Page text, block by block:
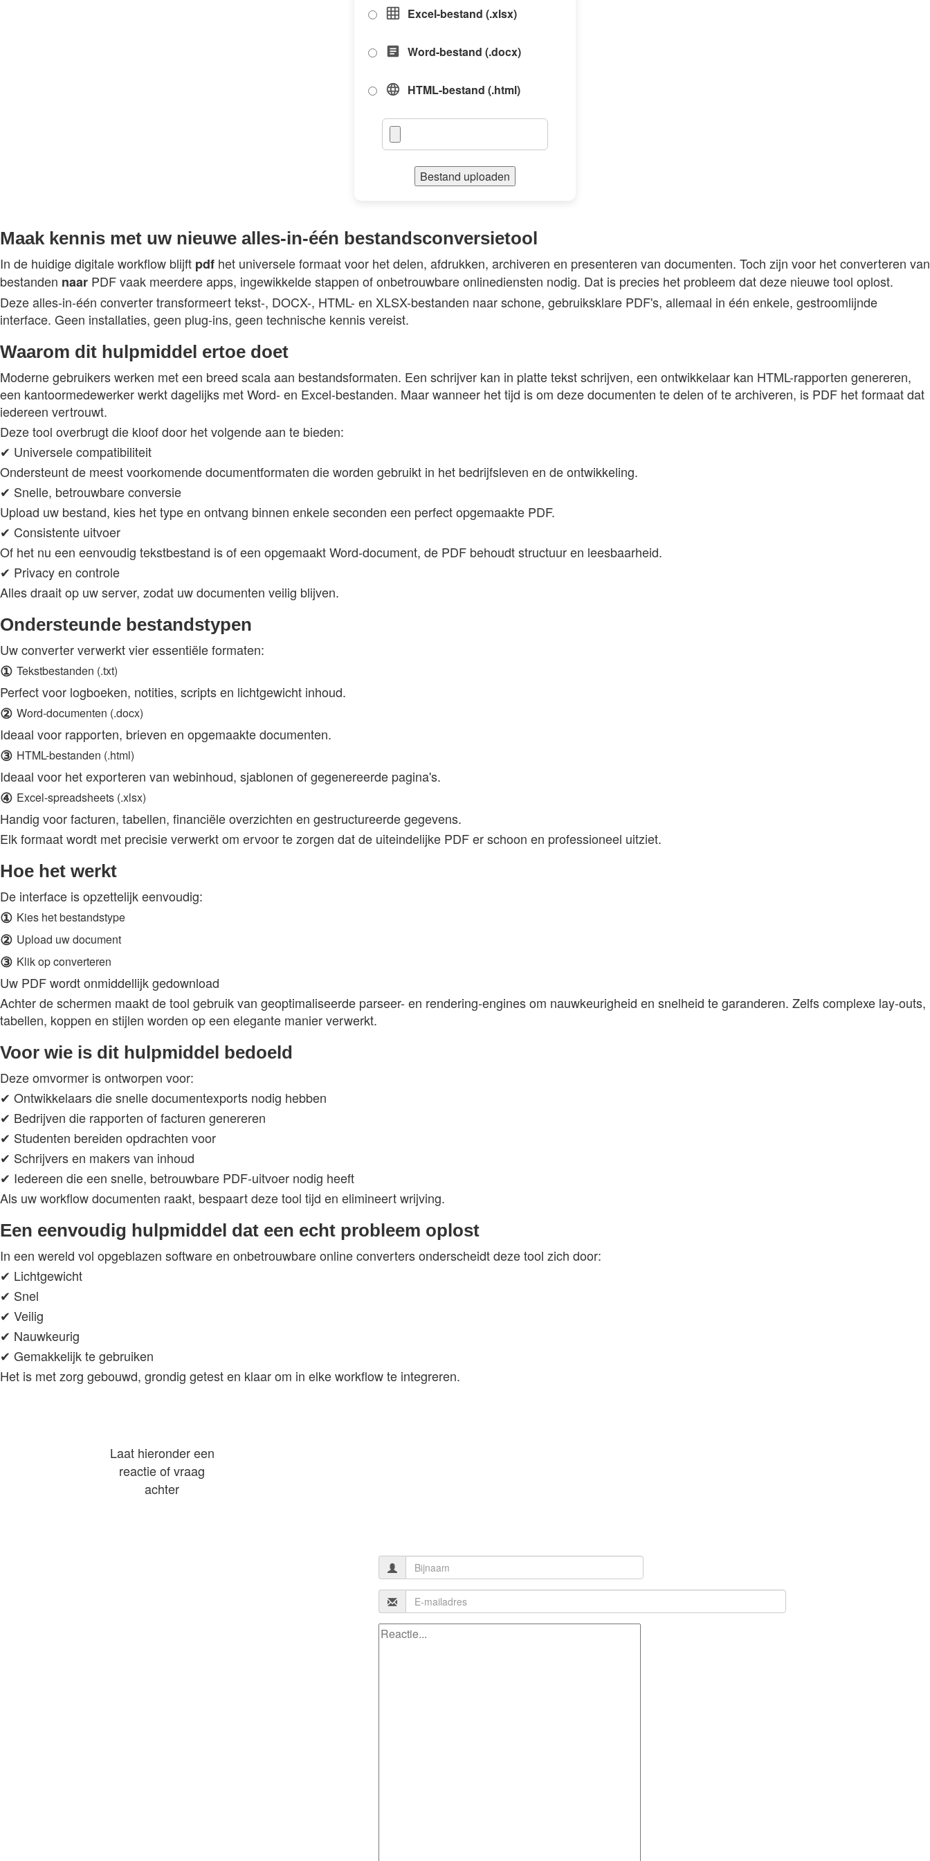
grid_on Excel-bestand (.xlsx)
article Word-bestand (.docx)
language HTML-bestand (.html)
Bestand uploaden
Maak kennis met uw nieuwe alles-in-één bestandsconversietool
In de huidige digitale workflow blijft pdf het universele formaat voor het delen, afdrukken, archiveren en presenteren van documenten. Toch zijn voor het converteren van
bestanden naar PDF vaak meerdere apps, ingewikkelde stappen of onbetrouwbare onlinediensten nodig. Dat is precies het probleem dat deze nieuwe tool oplost.
Deze alles-in-één converter transformeert tekst-, DOCX-, HTML- en XLSX-bestanden naar schone, gebruiksklare PDF's, allemaal in één enkele, gestroomlijnde
interface. Geen installaties, geen plug-ins, geen technische kennis vereist.
Waarom dit hulpmiddel ertoe doet
Moderne gebruikers werken met een breed scala aan bestandsformaten. Een schrijver kan in platte tekst schrijven, een ontwikkelaar kan HTML-rapporten genereren,
een kantoormedewerker werkt dagelijks met Word- en Excel-bestanden. Maar wanneer het tijd is om deze documenten te delen of te archiveren, is PDF het formaat dat
iedereen vertrouwt.
Deze tool overbrugt die kloof door het volgende aan te bieden:
✔ Universele compatibiliteit
Ondersteunt de meest voorkomende documentformaten die worden gebruikt in het bedrijfsleven en de ontwikkeling.
✔ Snelle, betrouwbare conversie
Upload uw bestand, kies het type en ontvang binnen enkele seconden een perfect opgemaakte PDF.
✔ Consistente uitvoer
Of het nu een eenvoudig tekstbestand is of een opgemaakt Word-document, de PDF behoudt structuur en leesbaarheid.
✔ Privacy en controle
Alles draait op uw server, zodat uw documenten veilig blijven.
Ondersteunde bestandstypen
Uw converter verwerkt vier essentiële formaten:
① Tekstbestanden (.txt)
Perfect voor logboeken, notities, scripts en lichtgewicht inhoud.
② Word-documenten (.docx)
Ideaal voor rapporten, brieven en opgemaakte documenten.
③ HTML-bestanden (.html)
Ideaal voor het exporteren van webinhoud, sjablonen of gegenereerde pagina's.
④ Excel-spreadsheets (.xlsx)
Handig voor facturen, tabellen, financiële overzichten en gestructureerde gegevens.
Elk formaat wordt met precisie verwerkt om ervoor te zorgen dat de uiteindelijke PDF er schoon en professioneel uitziet.
Hoe het werkt
De interface is opzettelijk eenvoudig:
① Kies het bestandstype
② Upload uw document
③ Klik op converteren
Uw PDF wordt onmiddellijk gedownload
Achter de schermen maakt de tool gebruik van geoptimaliseerde parseer- en rendering-engines om nauwkeurigheid en snelheid te garanderen. Zelfs complexe lay-outs,
tabellen, koppen en stijlen worden op een elegante manier verwerkt.
Voor wie is dit hulpmiddel bedoeld
Deze omvormer is ontworpen voor:
✔ Ontwikkelaars die snelle documentexports nodig hebben
✔ Bedrijven die rapporten of facturen genereren
✔ Studenten bereiden opdrachten voor
✔ Schrijvers en makers van inhoud
✔ Iedereen die een snelle, betrouwbare PDF-uitvoer nodig heeft
Als uw workflow documenten raakt, bespaart deze tool tijd en elimineert wrijving.
Een eenvoudig hulpmiddel dat een echt probleem oplost
In een wereld vol opgeblazen software en onbetrouwbare online converters onderscheidt deze tool zich door:
✔ Lichtgewicht
✔ Snel
✔ Veilig
✔ Nauwkeurig
✔ Gemakkelijk te gebruiken
Het is met zorg gebouwd, grondig getest en klaar om in elke workflow te integreren.
Laat hieronder een
reactie of vraag
achter